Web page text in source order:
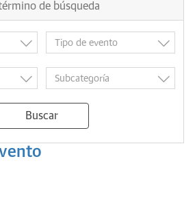
Buscar